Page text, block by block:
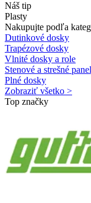
Náš tip
Plasty
Nakupujte podľa
Dutinkové dosky
Trapézové dosky
Vlnité dosky a role
Stenové a strešné
Plné dosky
Zobraziť všetko >
Top značky